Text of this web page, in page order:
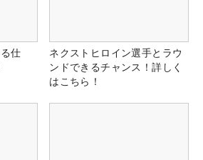
仕
ネクストヒロイン選手とラウ
ンドできるチャンス！詳しく
はこちら！